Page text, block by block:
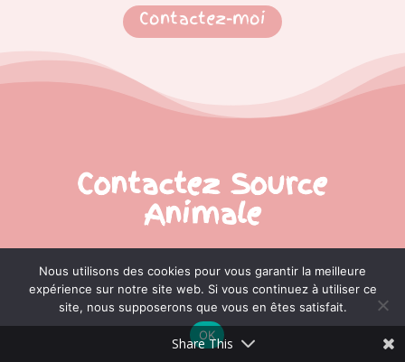
Contactez-moi
Contactez Source
Animale
Pour contacter Source Animale pour toutes
questions ou demandes, complétez le
formulaire de contact ci-dessous.
Share This
Nous utilisons des cookies pour vous garantir la meilleure
expérience sur notre site web. Si vous continuez à utiliser ce
site, nous supposerons que vous en êtes satisfait.
OK